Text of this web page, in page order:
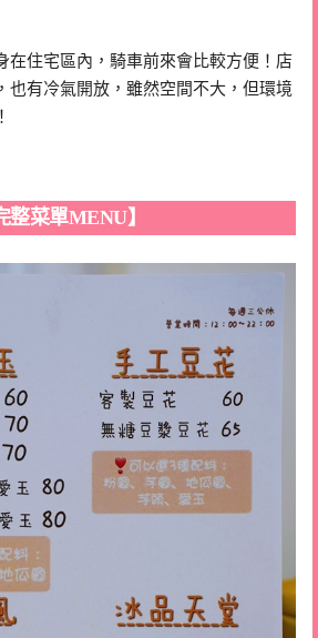
在住宅區內，騎車前來會比較方便！店
也有冷氣開放，雖然空間不大，但環境
整菜單MENU】